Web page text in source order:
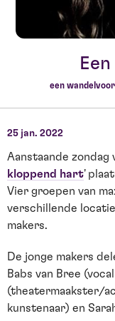
een
25 jan. 2022
Aanstaande
kloppend hart'
Vier groepen van
verschillende
makers.
De jonge makers
Babs van Bree
(theatermaakster/
kunstenaar) en